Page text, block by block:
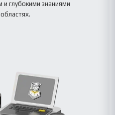
глубокими знаниями